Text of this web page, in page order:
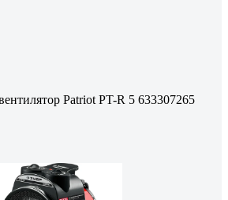
Patriot PT-R 5 633307265